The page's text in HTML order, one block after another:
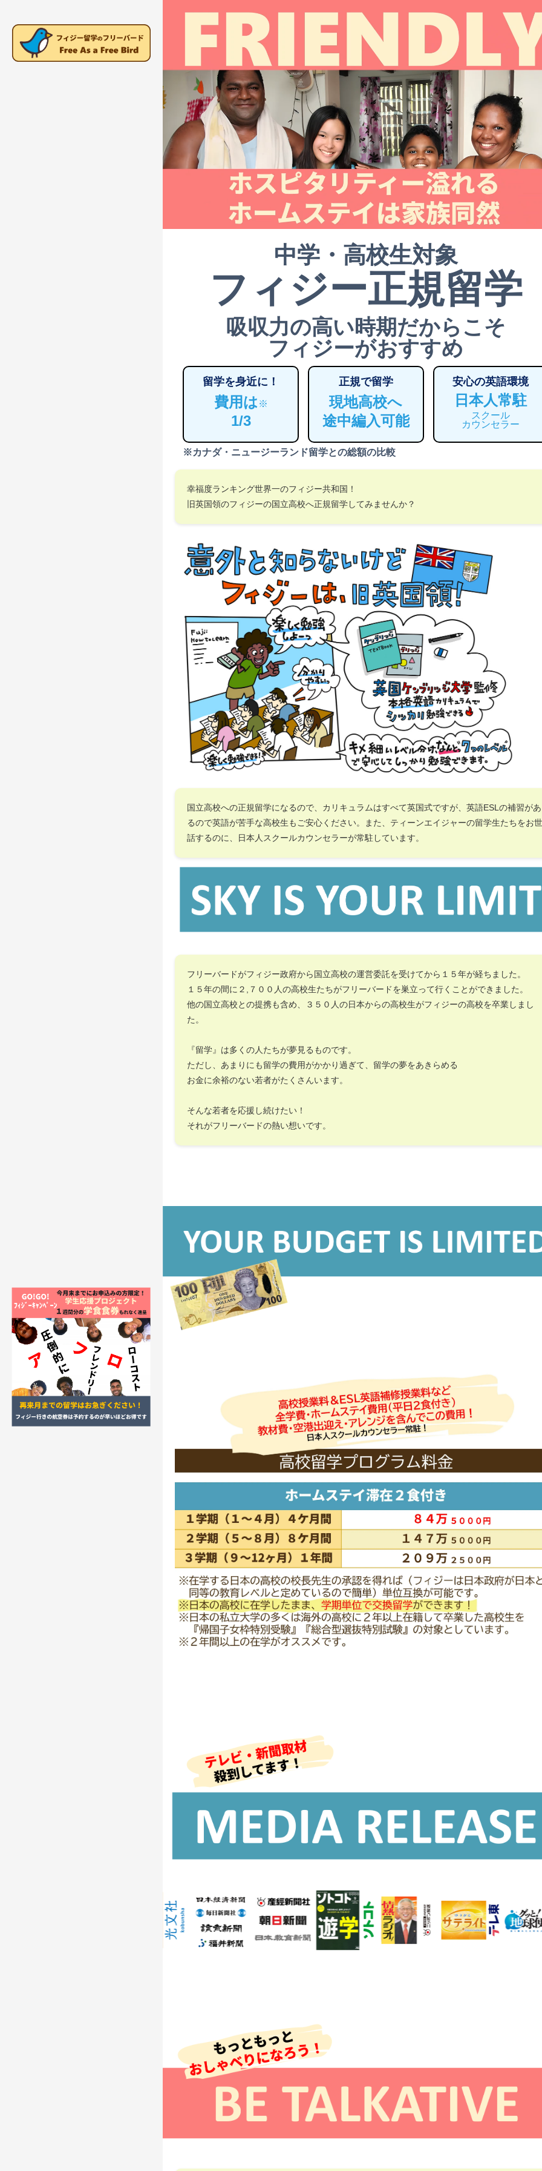
中学・高校生対象
フィジー正規留学
吸収力の高い時期だからこそ
フィジーがおすすめ
留学を身近に！
費用は※
1/3
正規で留学
現地高校へ
途中編入可能
安心の英語環境
日本人常駐
スクール
カウンセラー
※カナダ・ニュージーランド留学との総額の比較
幸福度ランキング世界一のフィジー共和国！
旧英国領のフィジーの国立高校へ正規留学してみませんか？
国立高校への正規留学になるので、カリキュラムはすべて英国式ですが、英語ESLの補習があ
るので英語が苦手な高校生もご安心ください。また、ティーンエイジャーの留学生たちをお世
話するのに、日本人スクールカウンセラーが常駐しています。
フリーバードがフィジー政府から国立高校の運営委託を受けてから１５年が経ちました。
１５年の間に２,７００人の高校生たちがフリーバードを巣立って行くことができました。
他の国立高校との提携も含め、３５０人の日本からの高校生がフィジーの高校を卒業しまし
た。
『留学』は多くの人たちが夢見るものです。
ただし、あまりにも留学の費用がかかり過ぎて、留学の夢をあきらめる
お金に余裕のない若者がたくさんいます。
そんな若者を応援し続けたい！
それがフリーバードの熱い想いです。